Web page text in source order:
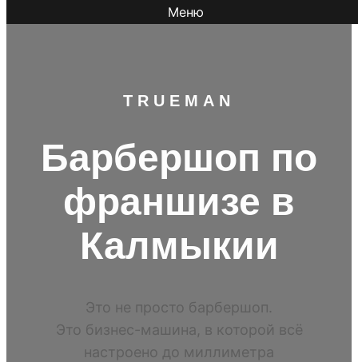
Меню
TR UEMAN
Барбершоп по
франшизе в
Калмыкии
Это не просто барбершоп.
Это бизнес-машина, в которой всё
настроено до миллиметра